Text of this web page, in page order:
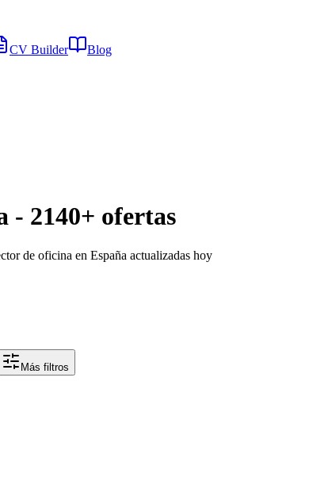
CV Builder Blog
- 2140+ ofertas
de oficina en España actualizadas hoy
Más filtros